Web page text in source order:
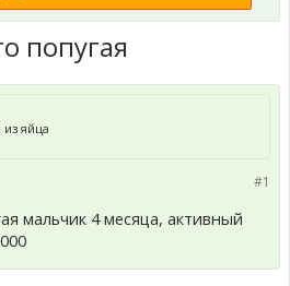
попугая
яйца
#1
мальчик 4 месяца, активный